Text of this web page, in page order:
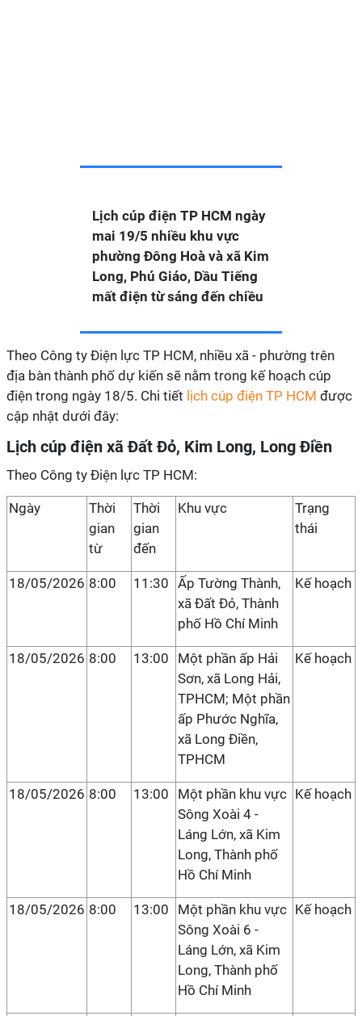
Lịch cúp điện TP HCM ngày
mai 19/5 nhiều khu vực
phường Đông Hoà và xã Kim
Long, Phú Giáo, Dầu Tiếng
mất điện từ sáng đến chiều
Theo Công ty Điện lực TP HCM, nhiều xã - phường trên
địa bàn thành phố dự kiến sẽ nằm trong kế hoạch cúp
điện trong ngày 18/5. Chi tiết lịch cúp điện TP HCM được
cập nhật dưới đây:
Lịch cúp điện xã Đất Đỏ, Kim Long, Long Điền
Theo Công ty Điện lực TP HCM:
Ngày
Thời
gian
từ
Thời
gian
đến
Khu vực
Trạng
thái
18/05/2026 8:00 11:30 Ấp Tường Thành,
xã Đất Đỏ, Thành
phố Hồ Chí Minh
Kế hoạch
18/05/2026 8:00 13:00
Một phần ấp Hải
Sơn, xã Long Hải,
TPHCM; Một phần
ấp Phước Nghĩa,
xã Long Điền,
TPHCM
Kế hoạch
18/05/2026 8:00 13:00
Một phần khu vực
Sông Xoài 4 -
Láng Lớn, xã Kim
Long, Thành phố
Hồ Chí Minh
Kế hoạch
18/05/2026 8:00 13:00
Một phần khu vực
Sông Xoài 6 -
Láng Lớn, xã Kim
Long, Thành phố
Hồ Chí Minh
Kế hoạch